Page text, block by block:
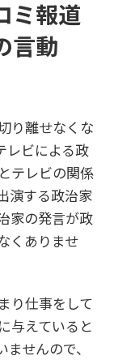
ミ報道
言動
り離せなくな
レビによる政
テレビの関係
演する政治家
家の発言が政
くありませ
り仕事をして
与えていると
せんので、